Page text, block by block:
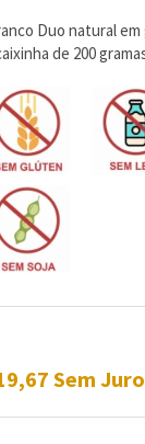
Duo natural
de 200
Sem